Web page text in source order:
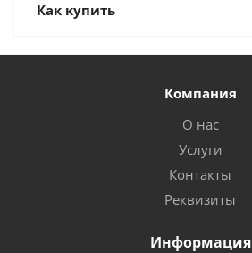
Как купить
Компания
О нас
Услуги
Контакты
Реквизиты
Информация